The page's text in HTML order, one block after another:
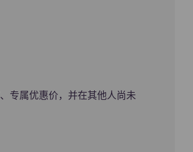
专属优惠价，并在其他人尚未